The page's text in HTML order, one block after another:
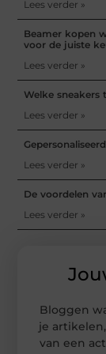
Lees verder »
Beamer kopen
voor de juiste
Lees verder »
Welke
Lees verder »
Lees verder »
De voordelen
Lees verder »
Bloggen
je
van een